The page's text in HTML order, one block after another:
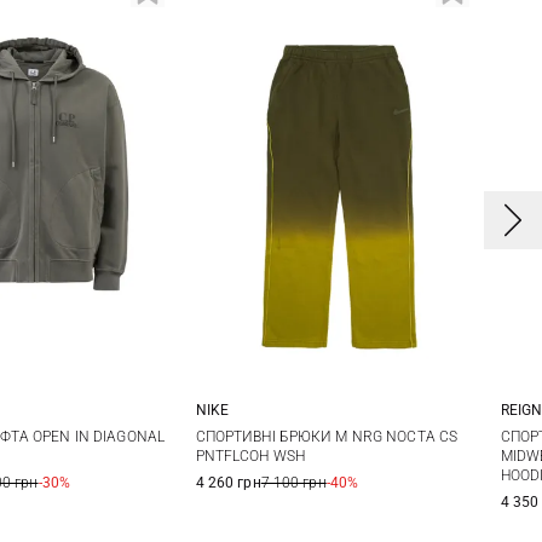
XL XXL
OPEN IN DIAGONAL
грн-30%
XS S M L
XL
NIKE
СПОРТИВНІ БРЮКИ M NRG NOCTA CS
PNTFLCOH WSH
4 260 грн7 100 грн-40%
S
4 350